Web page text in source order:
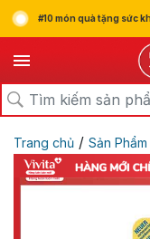
#10 món quà tặng sức
Trang chủ / Sản Phẩm